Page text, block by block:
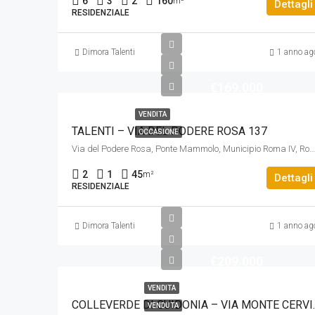
RESIDENZIALE
Dettagli
Dimora Talenti 1 anno
VENDITA
OCCASIONE
TALENTI – VIA DEL PODERE ROSA 137
Via del Podere Rosa, Ponte Mammolo, Municipio Roma IV, Roma, Lazio, 00137, Italia
2 1 45m²
RESIDENZIALE
Dettagli
Dimora Talenti 1 anno
VENDITA
VENDUTA